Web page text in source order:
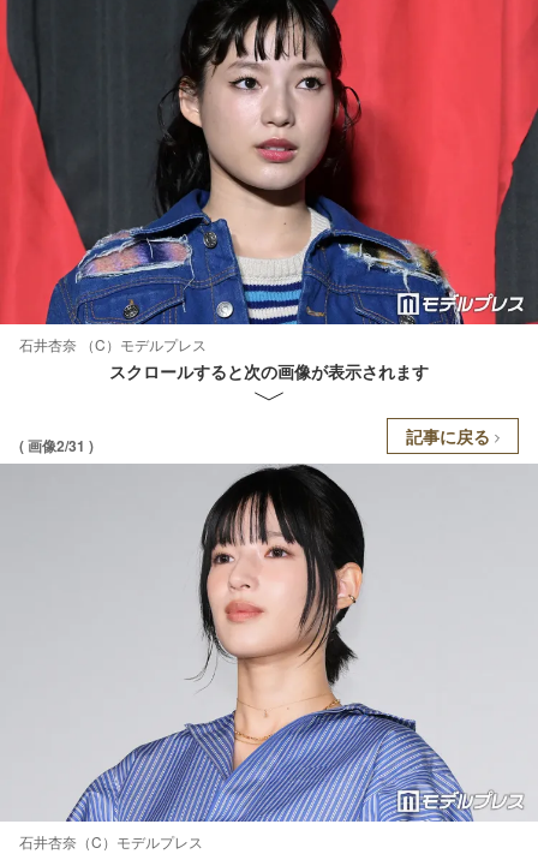
石井杏奈 （C）モデルプレス
スクロールすると次の画像が表示されます
( 画像2/31 ) 記事に戻る
石井杏奈（C）モデルプレス